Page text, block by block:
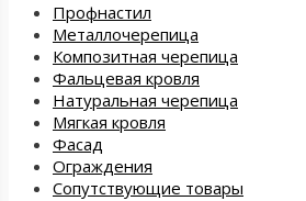
Профнастил
Металлочерепица
Композитная черепица
Фальцевая кровля
Натуральная черепица
Мягкая кровля
Фасад
Ограждения
Сопутствующие товары